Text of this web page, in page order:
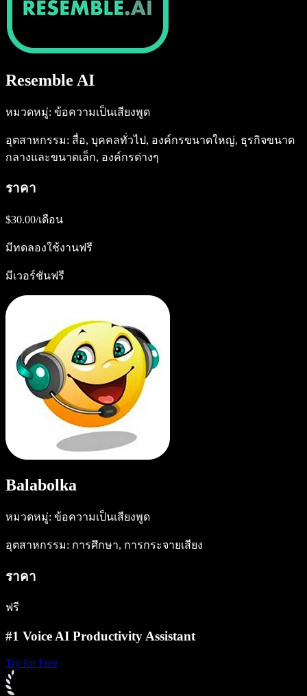
Resemble AI
หมวดหมู่: ข้อความเป็นเสียงพูด
อุตสาหกรรม: สื่อ, บุคคลทั่วไป, องค์กรขนาดใหญ่, ธุรกิจขนาด
กลางและขนาดเล็ก, องค์กรต่างๆ
ราคา
$30.00/เดือน
มีทดลองใช้งานฟรี
มีเวอร์ชันฟรี
Balabolka
หมวดหมู่: ข้อความเป็นเสียงพูด
อุตสาหกรรม: การศึกษา, การกระจายเสียง
ราคา
ฟรี
#1 Voice AI Productivity Assistant
Try for Free